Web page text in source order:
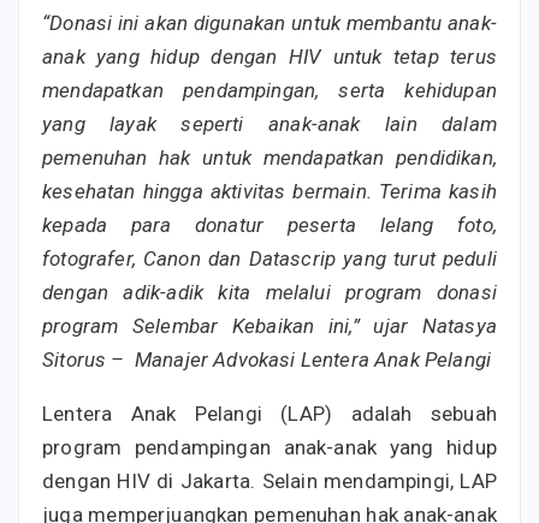
“Donasi ini akan digunakan untuk membantu anak-
anak yang hidup dengan HIV untuk tetap terus
mendapatkan pendampingan, serta kehidupan
yang layak seperti anak-anak lain dalam
pemenuhan hak untuk mendapatkan pendidikan,
kesehatan hingga aktivitas bermain. Terima kasih
kepada para donatur peserta lelang foto,
fotografer, Canon dan Datascrip yang turut peduli
dengan adik-adik kita melalui program donasi
program Selembar Kebaikan ini,” ujar Natasya
Sitorus – Manajer Advokasi Lentera Anak Pelangi
Lentera Anak Pelangi (LAP) adalah sebuah
program pendampingan anak-anak yang hidup
dengan HIV di Jakarta. Selain mendampingi, LAP
juga memperjuangkan pemenuhan hak anak-anak